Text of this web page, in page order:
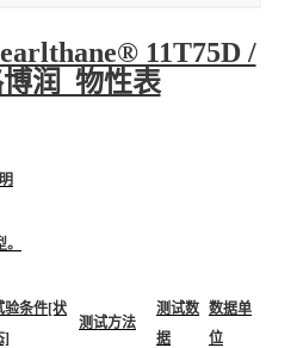
11T75D /
润 物性表
验条件[状
]
测试方法
测试数
据
数据单
位